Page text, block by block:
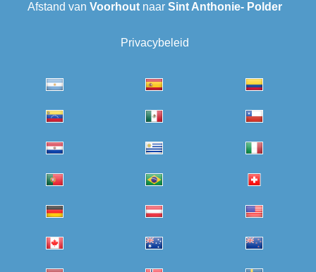
Afstand van Voorhoutnaar Sint Anthonie- Polder
Privacybeleid